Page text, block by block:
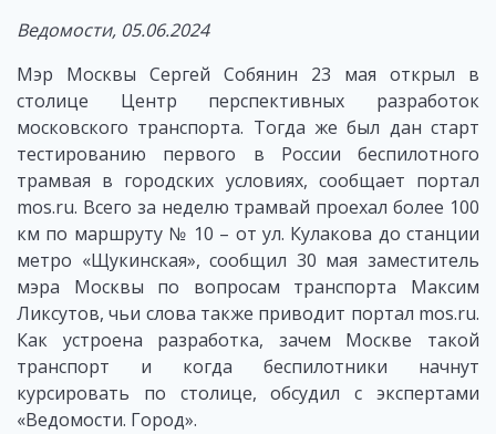
Ведомости, 05.06.2024
Мэр Москвы Сергей Собянин 23 мая открыл в
столице Центр перспективных разработок
московского транспорта. Тогда же был дан старт
тестированию первого в России беспилотного
трамвая в городских условиях, сообщает портал
mos.ru. Всего за неделю трамвай проехал более 100
км по маршруту № 10 – от ул. Кулакова до станции
метро «Щукинская», сообщил 30 мая заместитель
мэра Москвы по вопросам транспорта Максим
Ликсутов, чьи слова также приводит портал mos.ru.
Как устроена разработка, зачем Москве такой
транспорт и когда беспилотники начнут
курсировать по столице, обсудил с экспертами
«Ведомости. Город».